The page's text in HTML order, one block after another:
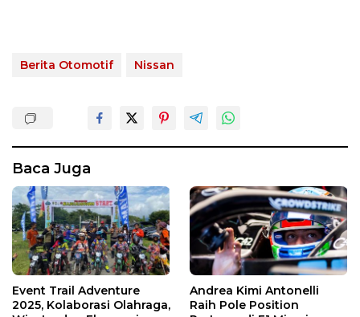
Berita Otomotif Nissan
Baca Juga
Event Trail Adventure
2025, Kolaborasi Olahraga,
Andrea Kimi Antonelli
Raih Pole Position